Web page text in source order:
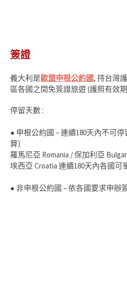
簽證
義大利是歐盟申根公約國, 持台灣
區各國之間免簽證旅遊 (護照有效
停留天數 :
● 申根公約國 – 連續180天內不可
算)
羅馬尼亞 Romania / 保加利亞
埃西亞 Croatia 連續180天內各國可
● 非申根公約國 – 依各國要求申辦